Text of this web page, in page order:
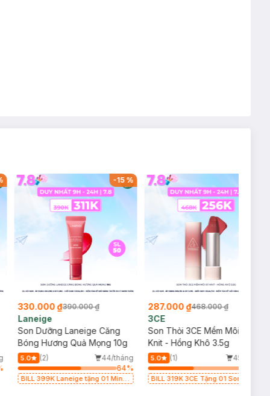
-15%
330.000 ₫390.000 ₫
Laneige
Son Dưỡng Laneige Căng
Bóng Hương Quả Mọng 10g
5.0 (2)
44/tháng
64%
BILL 399K Laneige tặng 01 Mini
287.000 ₫468.000 ₫
3CE
Son Thỏi 3CE Mềm Môi 07
Knit - Hồng Khô 3.5g
5.0 (1)
45/tháng
BILL 319K 3CE Tặng 01 Son Kem